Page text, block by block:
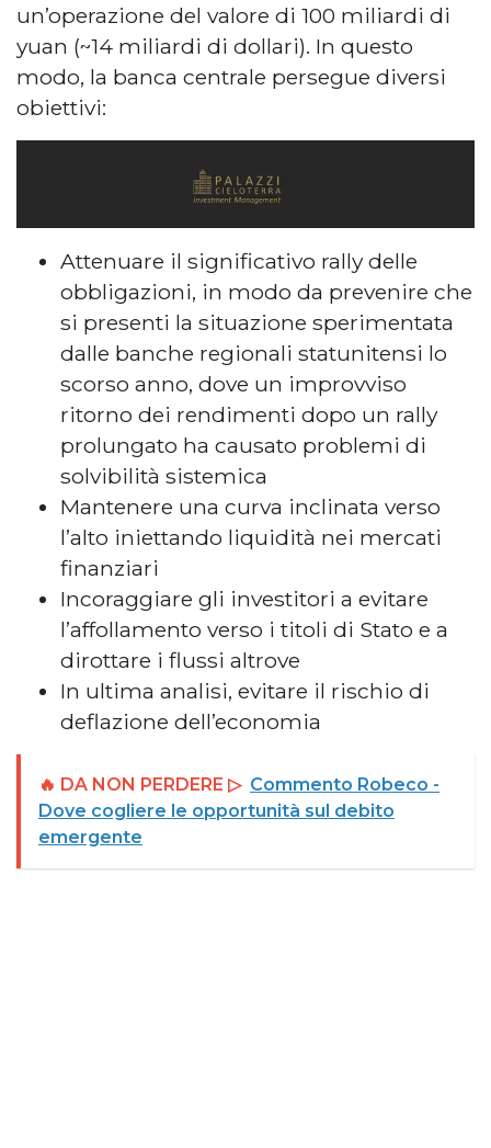
un’operazione del valore di 100 miliardi di
yuan (~14 miliardi di dollari). In questo
modo, la banca centrale persegue diversi
obiettivi:
Attenuare il significativo rally delle
obbligazioni, in modo da prevenire che
si presenti la situazione sperimentata
dalle banche regionali statunitensi lo
scorso anno, dove un improvviso
ritorno dei rendimenti dopo un rally
prolungato ha causato problemi di
solvibilità sistemica
Mantenere una curva inclinata verso
l’alto iniettando liquidità nei mercati
finanziari
Incoraggiare gli investitori a evitare
l’affollamento verso i titoli di Stato e a
dirottare i flussi altrove
In ultima analisi, evitare il rischio di
deflazione dell’economia
🔥 DA NON PERDERE ▷ Commento Robeco -
Dove cogliere le opportunità sul debito
emergente